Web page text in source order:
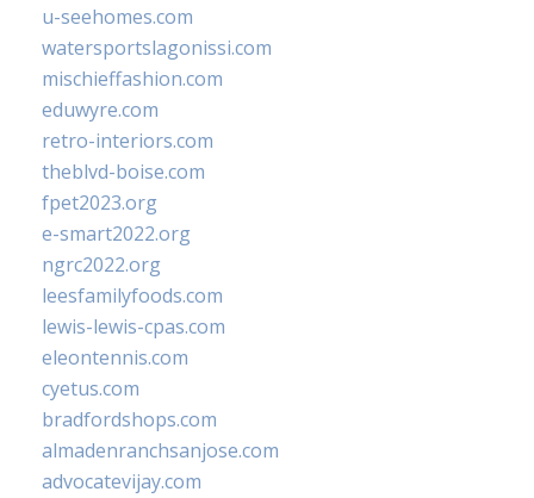
u-seehomes.com
watersportslagonissi.com
mischieffashion.com
eduwyre.com
retro-interiors.com
theblvd-boise.com
fpet2023.org
e-smart2022.org
ngrc2022.org
leesfamilyfoods.com
lewis-lewis-cpas.com
eleontennis.com
cyetus.com
bradfordshops.com
almadenranchsanjose.com
advocatevijay.com